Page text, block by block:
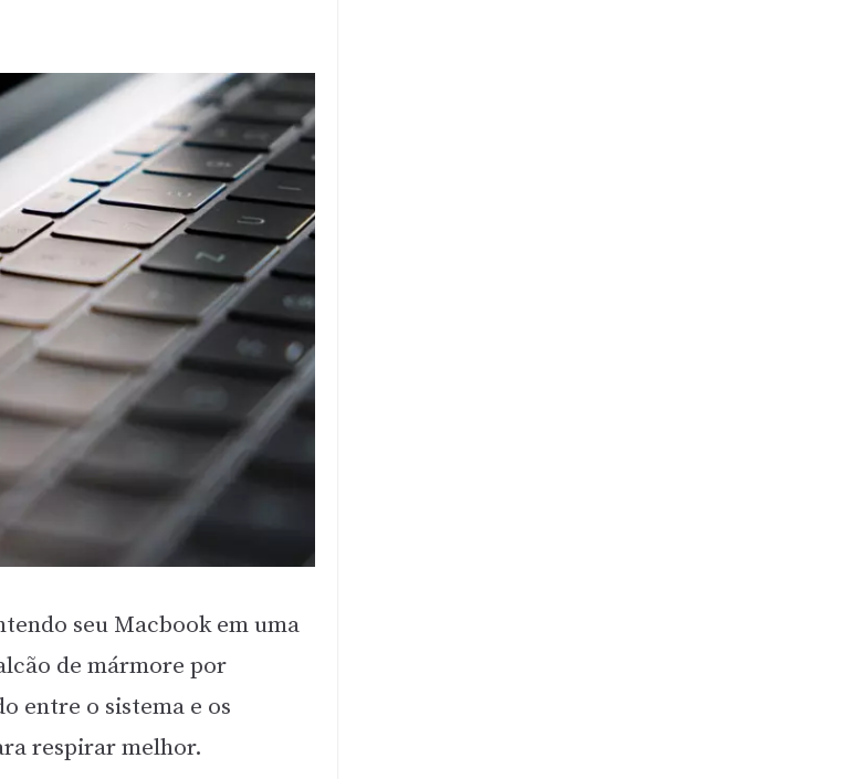
seu Macbook em uma
de mármore por
entre o sistema e os
respirar melhor.